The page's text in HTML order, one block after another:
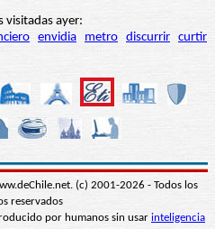
visitadas ayer:
envidia metro discurrir curtir
(c) 2001-2026 - Todos los
reservados
por humanos sin usar inteligencia